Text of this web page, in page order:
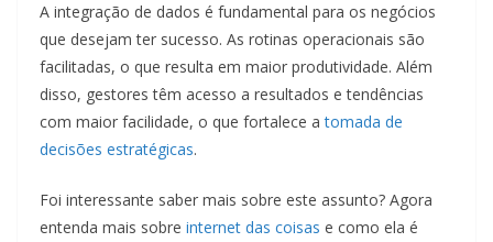
A integração de dados é fundamental para os negócios
que desejam ter sucesso. As rotinas operacionais são
facilitadas, o que resulta em maior produtividade. Além
disso, gestores têm acesso a resultados e tendências
com maior facilidade, o que fortalece atomada de
decisões estratégicas.
Foi interessante saber mais sobre este assunto? Agora
entenda mais sobre internet das coisas e como ela é